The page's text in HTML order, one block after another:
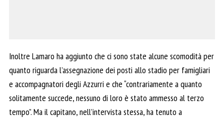
Inoltre Lamaro ha aggiunto che ci sono state alcune scomodità per
quanto riguarda l’assegnazione dei posti allo stadio per famigliari
e accompagnatori degli Azzurri e che “contrariamente a quanto
solitamente succede, nessuno di loro è stato ammesso al terzo
tempo”. Ma il capitano, nell’intervista stessa, ha tenuto a